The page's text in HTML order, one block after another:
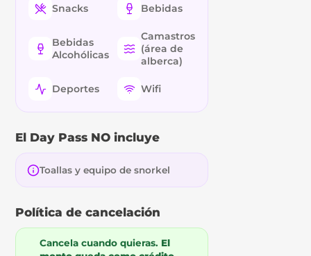
Snacks Bebidas
Bebidas
Alcohólicas
Camastros
(área de
alberca)
Deportes Wifi
El Day Pass NO incluye
Toallas y equipo de snorkel
Política de cancelación
Cancela cuando quieras. El